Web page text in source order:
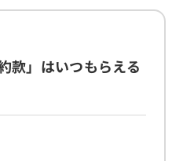
款」はいつもらえる